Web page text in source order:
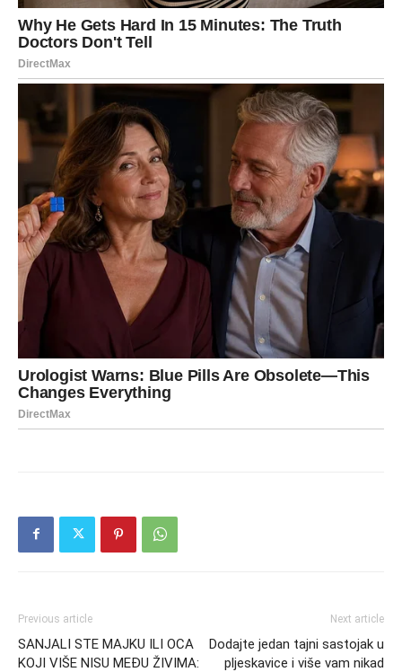
Previous article
SANJALI STE MAJKU ILI OCA
KOJI VIŠE NISU MEĐU ŽIVIMA:
Next article
Dodajte jedan tajni sastojak u
pljeskavice i više vam nikad